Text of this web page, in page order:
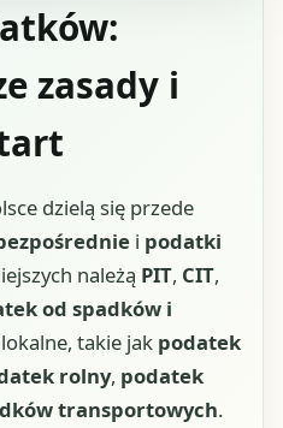
zasady i
dzielą się przede
i podatki
należą PIT, CIT,
od spadków i
takie jak podatek
rolny, podatek
transportowych.